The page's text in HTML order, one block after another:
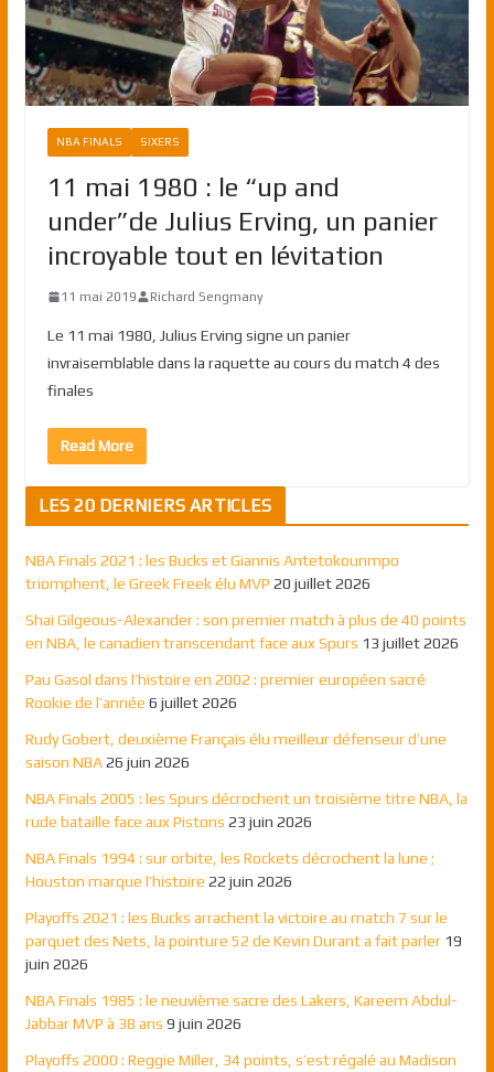
NBA FINALS SIXERS
11 mai 1980 : le “up and
under”de Julius Erving, un panier
incroyable tout en lévitation
11 mai 2019 Richard Sengmany
Le 11 mai 1980, Julius Erving signe un panier
invraisemblable dans la raquette au cours du match 4 des
finales
Read More
LES 20 DERNIERS ARTICLES
NBA Finals 2021 : les Bucks et Giannis Antetokounmpo
triomphent, le Greek Freek élu MVP 20 juillet 2026
Shai Gilgeous-Alexander : son premier match à plus de 40 points
en NBA, le canadien transcendant face aux Spurs 13 juillet 2026
Pau Gasol dans l’histoire en 2002 : premier européen sacré
Rookie de l’année 6 juillet 2026
Rudy Gobert, deuxième Français élu meilleur défenseur d’une
saison NBA 26 juin 2026
NBA Finals 2005 : les Spurs décrochent un troisième titre NBA, la
rude bataille face aux Pistons 23 juin 2026
NBA Finals 1994 : sur orbite, les Rockets décrochent la lune ;
Houston marque l’histoire 22 juin 2026
Playoffs 2021 : les Bucks arrachent la victoire au match 7 sur le
parquet des Nets, la pointure 52 de Kevin Durant a fait parler 19
juin 2026
NBA Finals 1985 : le neuvième sacre des Lakers, Kareem Abdul-
Jabbar MVP à 38 ans 9 juin 2026
Playoffs 2000 : Reggie Miller, 34 points, s’est régalé au Madison